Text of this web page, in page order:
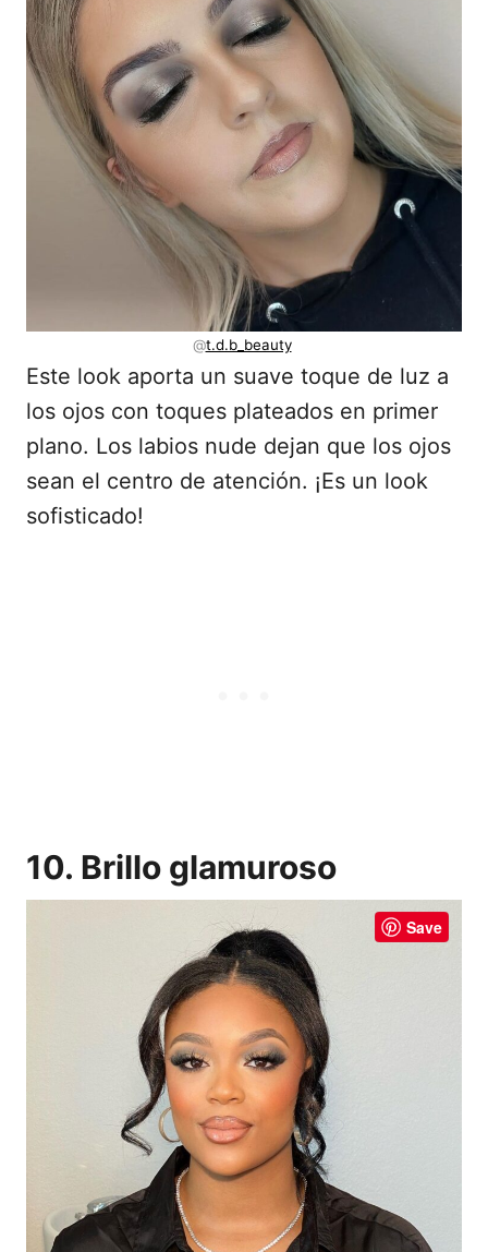
@t.d.b_beauty
Este look aporta un suave toque de luz a
los ojos con toques plateados en primer
plano. Los labios nude dejan que los ojos
sean el centro de atención. ¡Es un look
sofisticado!
10. Brillo glamuroso
Save